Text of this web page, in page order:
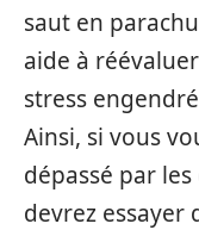
saut en
aide à
stress
Ainsi, si vous
dépassé par
devrez essayer